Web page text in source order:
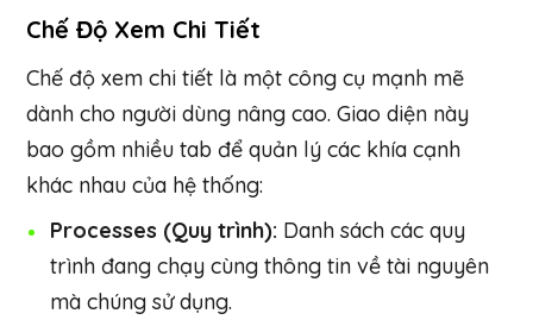
Chế Độ Xem Chi Tiết
Chế độ xem chi tiết là một công cụ mạnh mẽ
dành cho người dùng nâng cao. Giao diện này
bao gồm nhiều tab để quản lý các khía cạnh
khác nhau của hệ thống:
Processes (Quy trình): Danh sách các quy
trình đang chạy cùng thông tin về tài nguyên
mà chúng sử dụng.